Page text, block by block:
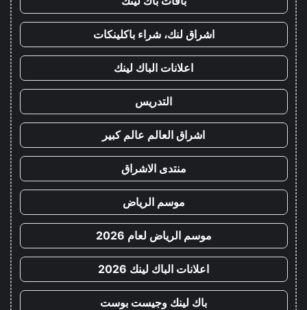
اشراق لنك، شراء باكلينكات
اعلانات الباك لينك
التدريس
اشراق العالم عالم كبير
منتدى الاشراق
موسم الرياض
موسم الرياض لعام 2026
اعلانات الباك لينك 2026
باك لينك وجيست بوست